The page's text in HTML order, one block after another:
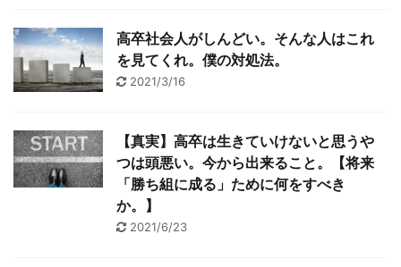
高卒社会人がしんどい。そんな人はこれ
を見てくれ。僕の対処法。
2021/3/16
【真実】高卒は生きていけないと思うや
つは頭悪い。今から出来ること。【将来
「勝ち組に成る」ために何をすべき
か。】
2021/6/23